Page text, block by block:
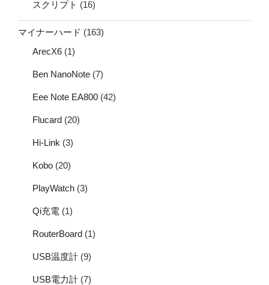
スクリプト (16)
マイナーハード (163)
ArecX6 (1)
Ben NanoNote (7)
Eee Note EA800 (42)
Flucard (20)
Hi-Link (3)
Kobo (20)
PlayWatch (3)
Qi充電 (1)
RouterBoard (1)
USB温度計 (9)
USB電力計 (7)